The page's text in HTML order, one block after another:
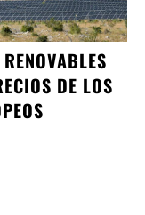
DE LOS